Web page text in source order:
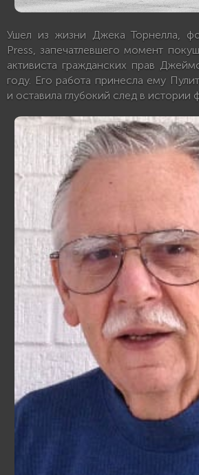
Ушел из жизни Джека Торнелла,
Press, запечатлевшего момент
активиста гражданских прав
году. Его работа принесла ему
и оставила глубокий след в истории